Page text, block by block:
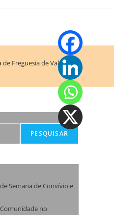
Freguesia de Valadares
PESQUISAR
Semana de Convívio e
no